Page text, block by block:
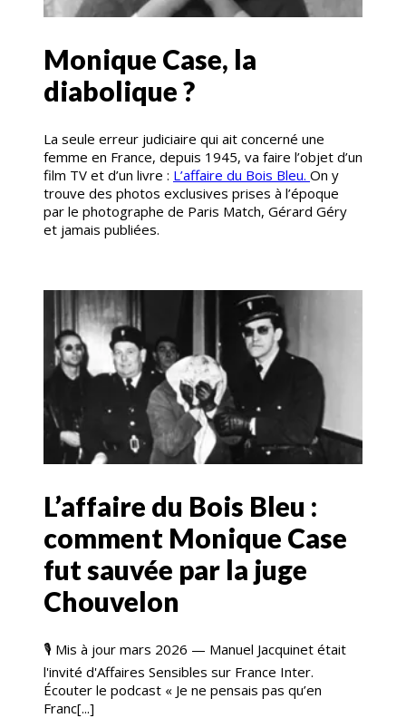
Monique Case, la
diabolique ?
La seule erreur judiciaire qui ait concerné une
femme en France, depuis 1945, va faire l’objet d’un
film TV et d’un livre : L’affaire du Bois Bleu. On y
trouve des photos exclusives prises à l’époque
par le photographe de Paris Match, Gérard Géry
et jamais publiées.
L’affaire du Bois Bleu :
comment Monique Case
fut sauvée par la juge
Chouvelon
🎙️ Mis à jour mars 2026 — Manuel Jacquinet était
l'invité d'Affaires Sensibles sur France Inter.
Écouter le podcast « Je ne pensais pas qu’en
Franc[...]